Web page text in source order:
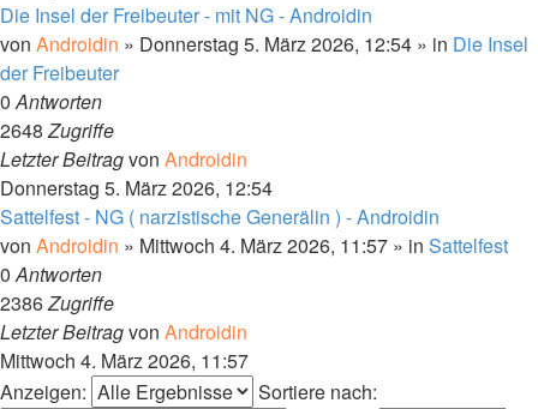
Die Insel der Freibeuter - mit NG - Androidin
von Androidin » Donnerstag 5. März 2026, 12:54 » in Die Insel
der Freibeuter
0Antworten
2648Zugriffe
Letzter Beitragvon Androidin
Donnerstag 5. März 2026, 12:54
Sattelfest - NG ( narzistische Generälin ) - Androidin
von Androidin » Mittwoch 4. März 2026, 11:57 » in Sattelfest
0Antworten
2386Zugriffe
Letzter Beitragvon Androidin
Mittwoch 4. März 2026, 11:57
Anzeigen:
Sortiere nach: